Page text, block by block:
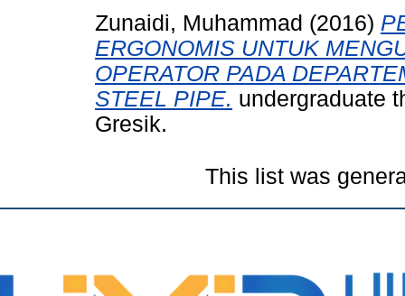
Zunaidi, Muhammad (2016)
ERGONOMIS UNTUK
OPERATOR PADA
STEEL PIPE. undergraduate
Gresik.
This list was